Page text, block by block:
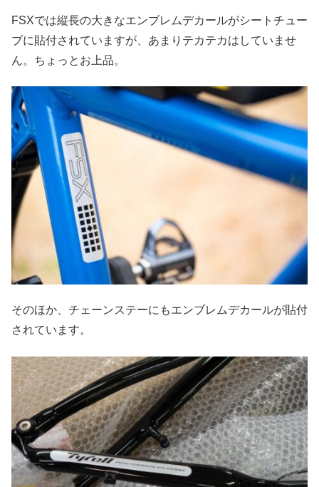
FSXでは縦長の大きなエンブレムデカールがシートチュー
ブに貼付されていますが、あまりテカテカはしていませ
ん。ちょっとお上品。
そのほか、チェーンステーにもエンブレムデカールが貼付
されています。